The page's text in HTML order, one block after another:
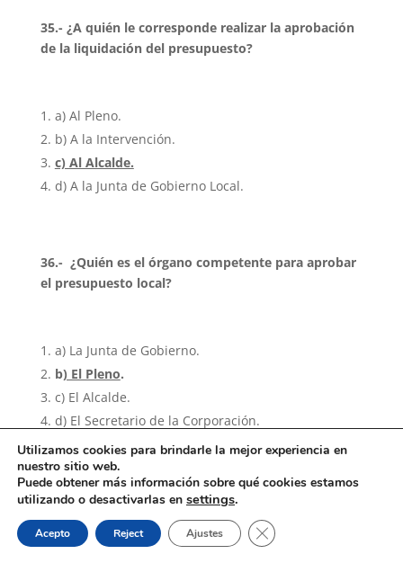
35.- ¿A quién le corresponde realizar la aprobación
de la liquidación del presupuesto?
a) Al Pleno.
b) A la Intervención.
c) Al Alcalde.
d) A la Junta de Gobierno Local.
36.- ¿Quién es el órgano competente para aprobar
el presupuesto local?
a) La Junta de Gobierno.
b) El Pleno.
c) El Alcalde.
d) El Secretario de la Corporación.
37.- ¿Quién es el órgano competente para formar
el presupuesto local?
Utilizamos cookies para brindarle la mejor experiencia en
nuestro sitio web.
Puede obtener más información sobre qué cookies estamos
utilizando o desactivarlas en settings.
Acepto Reject Ajustes Cerrar el banner de